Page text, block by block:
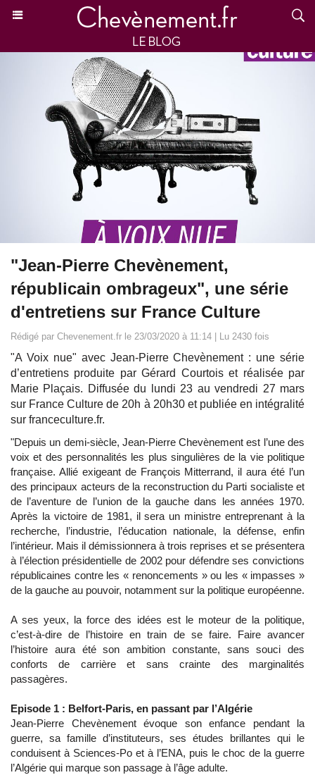
"Jean-Pierre Chevènement,
républicain ombrageux", une série
d'entretiens sur France Culture
Rédigé par Chevenement.fr le 23/03/2020 à 11:14 | Lu 2430 fois
"A Voix nue" avec Jean-Pierre Chevènement : une série
d’entretiens produite par Gérard Courtois et réalisée par
Marie Plaçais. Diffusée du lundi 23 au vendredi 27 mars
sur France Culture de 20h à 20h30 et publiée en intégralité
sur franceculture.fr.
"Depuis un demi-siècle, Jean-Pierre Chevènement est l’une des
voix et des personnalités les plus singulières de la vie politique
française. Allié exigeant de François Mitterrand, il aura été l’un
des principaux acteurs de la reconstruction du Parti socialiste et
de l’aventure de l’union de la gauche dans les années 1970.
Après la victoire de 1981, il sera un ministre entreprenant à la
recherche, l’industrie, l’éducation nationale, la défense, enfin
l’intérieur. Mais il démissionnera à trois reprises et se présentera
à l’élection présidentielle de 2002 pour défendre ses convictions
républicaines contre les « renoncements » ou les « impasses »
de la gauche au pouvoir, notamment sur la politique européenne.
A ses yeux, la force des idées est le moteur de la politique,
c’est-à-dire de l’histoire en train de se faire. Faire avancer
l’histoire aura été son ambition constante, sans souci des
conforts de carrière et sans crainte des marginalités
passagères.
Episode 1 : Belfort-Paris, en passant par l’Algérie
Jean-Pierre Chevènement évoque son enfance pendant la
guerre, sa famille d’instituteurs, ses études brillantes qui le
conduisent à Sciences-Po et à l’ENA, puis le choc de la guerre
l’Algérie qui marque son passage à l’âge adulte.